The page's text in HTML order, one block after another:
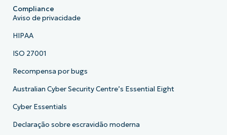
Compliance
Aviso de privacidade
HIPAA
ISO 27001
Recompensa por bugs
Australian Cyber Security Centre’s Essential Eight
Cyber Essentials
Declaração sobre escravidão moderna